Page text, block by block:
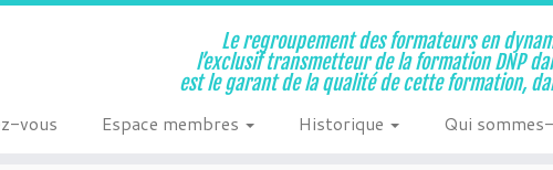
Le regroupement des formateurs en
l’exclusif transmetteur de la formation DNP
est le garant de la qualité de cette formation,
vous Espace membres Historique Qui